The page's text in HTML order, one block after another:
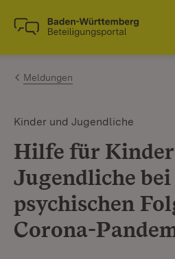
Zum Inhalt springen
Link zur Startseite
Meldungen
Kinder und Jugendliche
Hilfe für
Jugendliche bei
psychischen
Corona-